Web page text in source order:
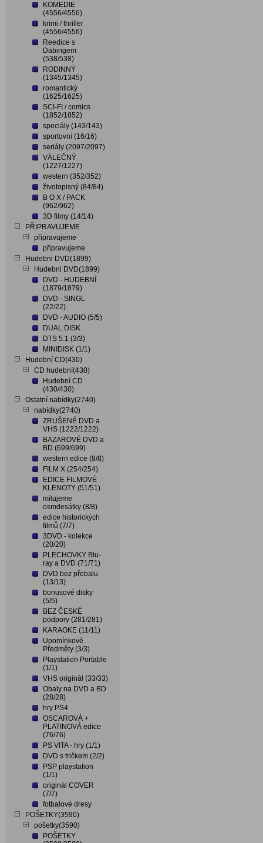
KOMEDIE
(4556/4556)
krimi / thriller
(4556/4556)
Reedice s
Dabingem
(538/538)
RODINNÝ
(1345/1345)
romantický
(1625/1625)
SCI-FI / comics
(1852/1852)
speciály (143/143)
sportovní (16/16)
seriály (2097/2097)
VÁLEČNÝ
(1227/1227)
western (352/352)
životopisný (84/84)
B O X / PACK
(962/962)
3D filmy (14/14)
PŘIPRAVUJEME
připravujeme
připravujeme
Hudebni DVD(1899)
Hudebni DVD(1899)
DVD - HUDEBNÍ
(1879/1879)
DVD - SINGL
(22/22)
DVD - AUDIO (5/5)
DUAL DISK
DTS 5.1 (3/3)
MINIDISK (1/1)
Hudební CD(430)
CD hudební(430)
Hudební CD
(430/430)
Ostatní nabídky(2740)
nabídky(2740)
ZRUŠENÉ DVD a
VHS (1222/1222)
BAZAROVÉ DVD a
BD (699/699)
western edice (8/8)
FILM X (254/254)
EDICE FILMOVÉ
KLENOTY (51/51)
milujeme
osmdesátky (8/8)
edice historických
filmů (7/7)
3DVD - kolekce
(20/20)
PLECHOVKY Blu-
ray a DVD (71/71)
DVD bez přebalu
(13/13)
bonusové disky
(5/5)
BEZ ČESKÉ
podpory (281/281)
KARAOKE (11/11)
Upomínkové
Předměty (3/3)
Playstation Portable
(1/1)
VHS originál (33/33)
Obaly na DVD a BD
(28/28)
hry PS4
OSCAROVÁ +
PLATINOVÁ edice
(76/76)
PS VITA - hry (1/1)
DVD s tričkem (2/2)
PSP playstation
(1/1)
originál COVER
(7/7)
fotbalové dresy
POŠETKY(3590)
pošetky(3590)
POŠETKY